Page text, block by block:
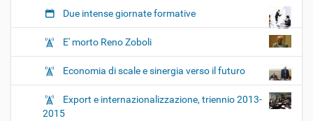
Due intense giornate formative
E' morto Reno Zoboli
Economia di scale e sinergia verso il futuro
Export e internazionalizzazione, triennio 2013-
2015